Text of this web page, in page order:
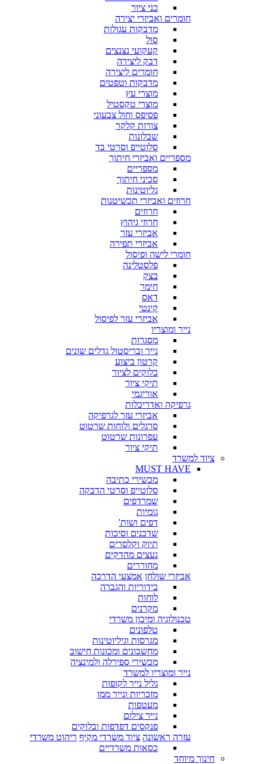
כני ציור
חומרים ואביזרי יצירה
מדבקות עגולות
סול
קעקועי נצנצים
דבק ליצירה
חומרים ליצירה
מדבקות וטפטים
מוצרי עץ
מוצרי טקסטיל
פסיפס וחול צבעוני
צורות קלקר
שבלונות
סלוטייפ וסרטי בד
מספריים ואביזרי חיתוך
מספריים
סכיני חיתוך
גליוטינות
חרוזים ואביזרי תכשיטנות
חרוזים
חרוזי גיהוץ
אביזרי עזר
אביזרי תפירה
חומרי לישה ופיסול
פלסטלינה
בצק
חימר
דאס
קינטי
אביזרי עזר לפיסול
נייר ומוצריו
מסגרות
נייר ובריסטול גדלים שונים
קרטון ביצוע
בלוקים לציור
תיקי ציור
אוריגמי
גרפיקה ואדריכלות
אביזרי עזר לגרפיקה
סרגלים ולוחות שרטוט
עפרונות שרטוט
תיקי ציור
ציוד למשרד
MUST HAVE
מכשירי כתיבה
סלוטייפ וסרטי הדבקה
שמרדפים
גומיות
דפים ושות'
שדכנים וסיכות
תיוק וקלסרים
נעצים מהדקים
מחוררים
אביזרי שולחן אמצעי הדרכה
בידוריות והגברה
לוחות
מקרנים
טכנולוגיה ומיכון משרדי
טלפונים
מגרסות וגיליוטינות
מחשבונים ומכונות חישוב
מכשירי ספירלה ולמינציה
נייר ומוצריו למשרד
גליל נייר לקופות
מזכריות ונייר ממו
מעטפות
נייר צילום
פנקסים דפדפות ובלוקים
עזרה ראשונה ציוד משרדי מקיף ריהוט משרדי
כסאות משרדיים
חינוך מיוחד